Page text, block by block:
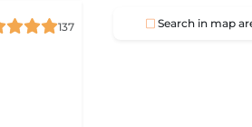
137
Search in map